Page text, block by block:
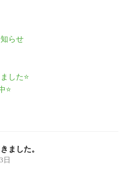
らせ
した⭐
⭐
ました。
日